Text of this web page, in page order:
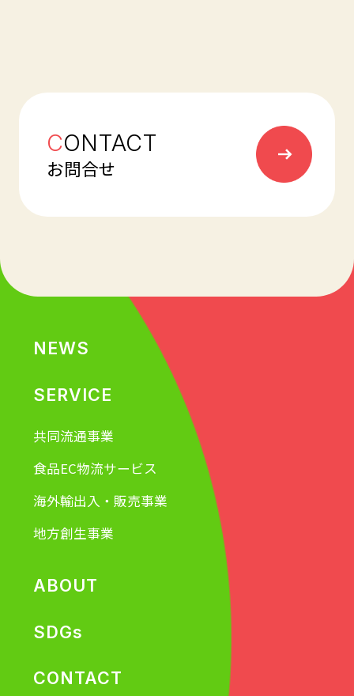
CONTACT
お問合せ
NEWS
SERVICE
共同流通事業
食品EC物流サービス
海外輸出入・販売事業
地方創生事業
ABOUT
SDGs
CONTACT